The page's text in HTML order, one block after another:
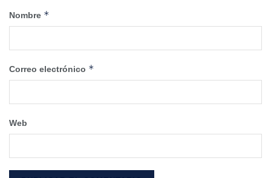
Nombre *
Correo electrónico *
Web